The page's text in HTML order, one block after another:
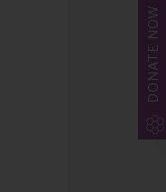
DONATE NOW